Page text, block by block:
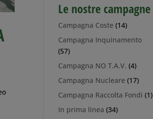
Le nostre campagne
Campagna Coste (14)
Campagna Inquinamento
(57)
Campagna NO T.A.V. (4)
Campagna Nucleare (17)
Campagna Raccolta Fondi (1)
In prima linea (34)